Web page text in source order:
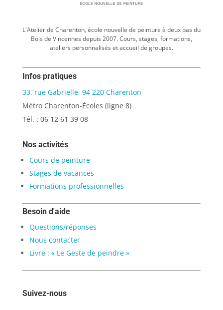
L'Atelier de Charenton, école nouvelle de peinture à deux pas du
Bois de Vincennes depuis 2007. Cours, stages, formations,
ateliers personnalisés et accueil de groupes.
Infos pratiques
33, rue Gabrielle, 94 220 Charenton
Métro Charenton-Écoles (ligne 8)
Tél. : 06 12 61 39 08
Nos activités
Cours de peinture
Stages de vacances
Formations professionnelles
Besoin d'aide
Questions/réponses
Nous contacter
Livre : « Le Geste de peindre »
Suivez-nous